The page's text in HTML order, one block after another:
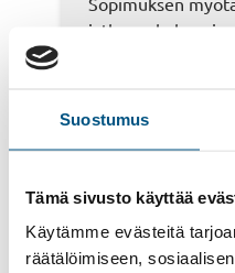
Suostumus
Tämä sivusto käyttää
Käytämme evästeitä
räätälöimiseen,
jatkossa
Väyläviraston
valtion
sekä
julkisen
voimaan